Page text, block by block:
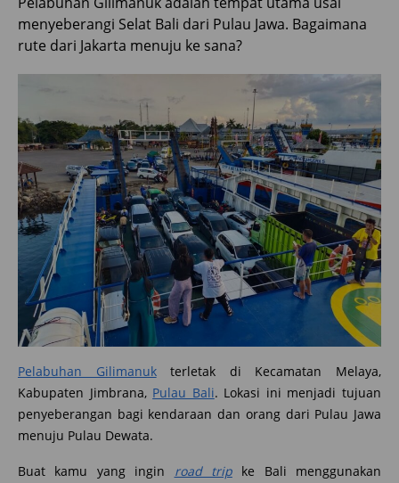
menyeberangi Selat Bali dari Pulau Jawa. Bagaimana
rute dari Jakarta menuju ke sana?
Pelabuhan Gilimanukterletak di Kecamatan Melaya,
Kabupaten Jimbrana, Pulau Bali. Lokasi ini menjadi tujuan
penyeberangan bagi kendaraan dan orang dari Pulau Jawa
menuju Pulau Dewata.
Buat kamu yang ingin road trip ke Bali menggunakan